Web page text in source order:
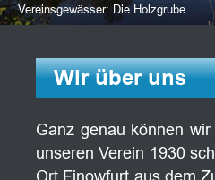
Wir über uns
Ganz genau können wir
unseren Verein 1930
Ort Finowfurt aus dem
Vereinsgewässer: Die Holzgrube